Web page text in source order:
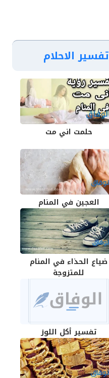
تفسير الاحلام
حلمت اني مت
العجين في المنام
ضياع الحذاء في المنام
للمتزوجة
تفسير أكل اللوز